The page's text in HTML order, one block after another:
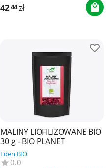
4244zł
MALINY LIOFILIZOWANE BIO
30 g - BIO PLANET
Eden BIO
0.0